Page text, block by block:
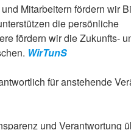
Mitarbeitern fördern wir
die persönliche
fördern wir die Zukunfts-
WirTunS
für anstehende
und Verantwortung